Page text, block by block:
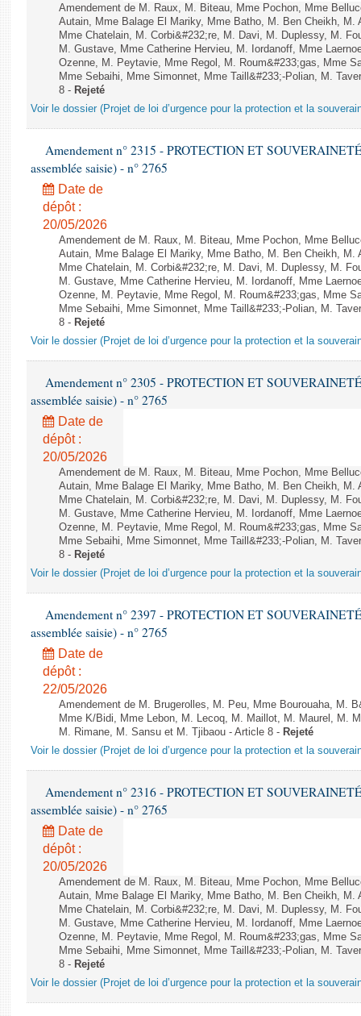
Amendement de M. Raux, M. Biteau, Mme Pochon, Mme
Autain, Mme Balage El Mariky, Mme Batho, M. Ben Cheikh, M.
Mme Chatelain, M. Corbi&#232;re, M. Davi, M. Duplessy, M.
M. Gustave, Mme Catherine Hervieu, M. Iordanoff, Mme
Ozenne, M. Peytavie, Mme Regol, M. Roum&#233;gas, Mme
Mme Sebaihi, Mme Simonnet, Mme Taill&#233;-Polian, M.
8 - Rejeté
Voir le dossier (Projet de loi d’urgence pour la protection et la
Amendement n° 2315 - PROTECTION ET
assemblée saisie) - n° 2765
Date de
dépôt :
20/05/2026
Amendement de M. Raux, M. Biteau, Mme Pochon, Mme
Autain, Mme Balage El Mariky, Mme Batho, M. Ben Cheikh, M.
Mme Chatelain, M. Corbi&#232;re, M. Davi, M. Duplessy, M.
M. Gustave, Mme Catherine Hervieu, M. Iordanoff, Mme
Ozenne, M. Peytavie, Mme Regol, M. Roum&#233;gas, Mme
Mme Sebaihi, Mme Simonnet, Mme Taill&#233;-Polian, M.
8 - Rejeté
Voir le dossier (Projet de loi d’urgence pour la protection et la
Amendement n° 2305 - PROTECTION ET
assemblée saisie) - n° 2765
Date de
dépôt :
20/05/2026
Amendement de M. Raux, M. Biteau, Mme Pochon, Mme
Autain, Mme Balage El Mariky, Mme Batho, M. Ben Cheikh, M.
Mme Chatelain, M. Corbi&#232;re, M. Davi, M. Duplessy, M.
M. Gustave, Mme Catherine Hervieu, M. Iordanoff, Mme
Ozenne, M. Peytavie, Mme Regol, M. Roum&#233;gas, Mme
Mme Sebaihi, Mme Simonnet, Mme Taill&#233;-Polian, M.
8 - Rejeté
Voir le dossier (Projet de loi d’urgence pour la protection et la
Amendement n° 2397 - PROTECTION ET
assemblée saisie) - n° 2765
Date de
dépôt :
22/05/2026
Amendement de M. Brugerolles, M. Peu, Mme Bourouaha, M.
Mme K/Bidi, Mme Lebon, M. Lecoq, M. Maillot, M. Maurel, M.
M. Rimane, M. Sansu et M. Tjibaou - Article 8 - Rejeté
Voir le dossier (Projet de loi d’urgence pour la protection et la
Amendement n° 2316 - PROTECTION ET
assemblée saisie) - n° 2765
Date de
dépôt :
20/05/2026
Amendement de M. Raux, M. Biteau, Mme Pochon, Mme
Autain, Mme Balage El Mariky, Mme Batho, M. Ben Cheikh, M.
Mme Chatelain, M. Corbi&#232;re, M. Davi, M. Duplessy, M.
M. Gustave, Mme Catherine Hervieu, M. Iordanoff, Mme
Ozenne, M. Peytavie, Mme Regol, M. Roum&#233;gas, Mme
Mme Sebaihi, Mme Simonnet, Mme Taill&#233;-Polian, M.
8 - Rejeté
Voir le dossier (Projet de loi d’urgence pour la protection et la